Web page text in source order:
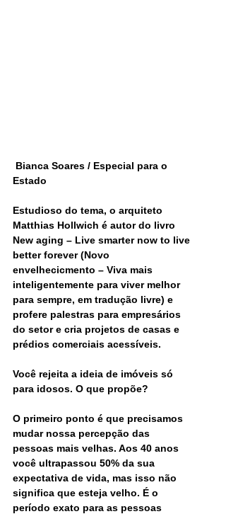
Bianca Soares / Especial para o
Estado
Estudioso do tema, o arquiteto
Matthias Hollwich é autor do livro
New aging – Live smarter now to live
better forever (Novo
envelhecicmento – Viva mais
inteligentemente para viver melhor
para sempre, em tradução livre) e
profere palestras para empresários
do setor e cria projetos de casas e
prédios comerciais acessíveis.
Você rejeita a ideia de imóveis só
para idosos. O que propõe?
O primeiro ponto é que precisamos
mudar nossa percepção das
pessoas mais velhas. Aos 40 anos
você ultrapassou 50% da sua
expectativa de vida, mas isso não
significa que esteja velho. É o
período exato para as pessoas